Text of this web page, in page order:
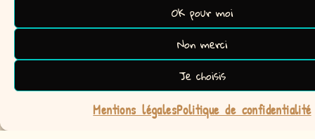
OK pour moi
Non merci
Je choisis
Mentions légalesPolitique de confidentialité
Le petit +
Notre marque présente un joli univers produit avec une pincée
de poésie et un soupçon de magie! Allez-vous tomber sous le
charme de Circé?